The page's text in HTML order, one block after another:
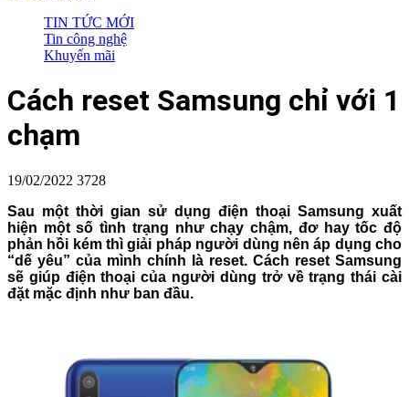
TIN TỨC MỚI
Tin công nghệ
Khuyến mãi
Cách reset Samsung chỉ với 1
chạm
19/02/2022 3728
Sau một thời gian sử dụng điện thoại Samsung xuất
hiện một số tình trạng như chạy chậm, đơ hay tốc độ
phản hồi kém thì giải pháp người dùng nên áp dụng cho
“dế yêu” của mình chính là reset. Cách reset Samsung
sẽ giúp điện thoại của người dùng trở về trạng thái cài
đặt mặc định như ban đầu.